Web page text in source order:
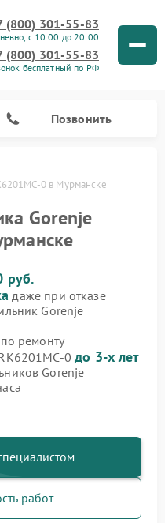
(800) 301-55-83
с 10:00 до 20:00
(800) 301-55-83
бесплатный по РФ
Позвонить
0 в Мурманске
Gorenje
руб.
даже при отказе
Gorenje
ремонту
0до 3-х лет
Gorenje
работ